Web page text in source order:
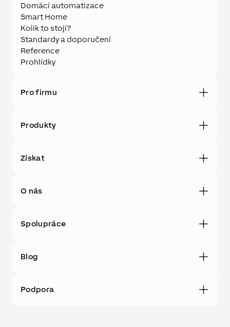
Domácí automatizace
Smart Home
Kolik to stojí?
Standardy a doporučení
Reference
Prohlídky
Pro firmu
Produkty
Získat
O nás
Spolupráce
Blog
Podpora